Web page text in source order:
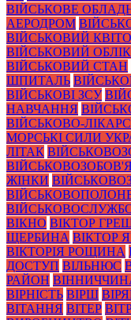
ВІЙСЬКОВЕ
АЕРОДРОМ
ВІЙСЬКОВИЙ
ВІЙСЬКОВИЙ ОБЛІК
ВІЙСЬКОВИЙ СТАН
ШПИТАЛЬ
ВІЙСЬКОВІ ЗСУ
НАВЧАННЯ
ВІЙСЬКОВО-
МОРСЬКІ СИЛИ
ЛІТАК
ЖІНКИ
ВІКНО ВІКТОР
ЩЕРБИНА ВІКТОР
ВІКТОРІЯ РОЩИНА
ДОСТУП ВІЛЬНЮС
РАЙОН
ВІРНІСТЬ ВІРШ
ВІТАННЯ ВІТЕР